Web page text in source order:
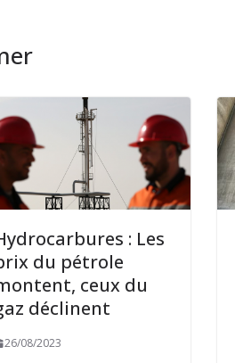
: Les
du pétrole
ceux du
déclinent
26/08/2023